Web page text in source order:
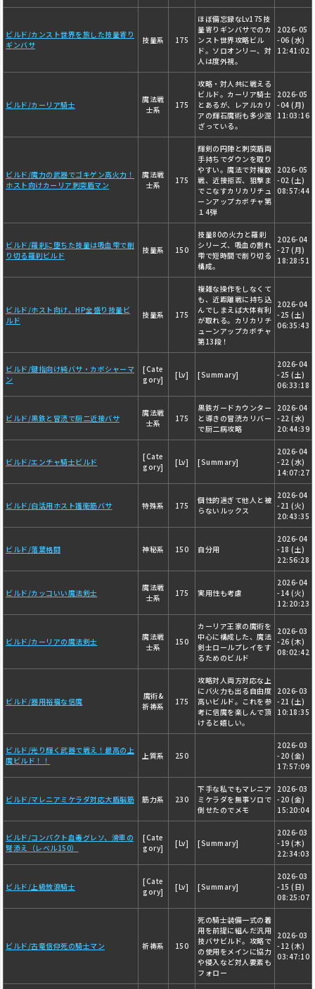
ビルド/カンスト世界を旅した技量寄り
ギンバサ
技量系 175
ほぼ備忘録なLv175技
量寄りギンバサでのカ
ンスト世界攻略ビル
ド。ソロオンリー、対
人は度外視。
2026-05
-06 (水)
12:41:02
ビルド/カーリア騎士
魔法戦
士系
175
攻略・対人共に戦える
ビルド。カーリア騎士
とあるが、レアルカリ
アの輝石魔術も多少混
ざっている。
2026-05
-04 (月)
11:03:16
ビルド/魔力の武器でゴキゲン高火力！
ホスト向けカーリア刺突盾マン
魔法戦
士系
175
輝剣の円陣と刺突盾両
手持ちでダウンを取り
やすい。魔法で対複数
戦、近接拒否、狙撃ま
でこなすカリカリチュ
ーンアップカボチャ第
１4弾
2026-05
-02 (土)
08:57:44
ビルド/羅刹に堕ちた技量は吸血雫で削
り切る羅刹ビルド
技量系 150
技量80の火力と羅刹
シリーズ、吸血の割れ
雫で短時間で削り切る
構成。
2026-04
-27 (月)
18:28:51
ビルド/ホスト向け、HP全盛り技量ビ
ルド
技量系 175
複雑な操作をしなくて
も、近距離戦に持ち込
んでしまえば大体有利
が取れる。カリカリチ
ューンアップカボチャ
第13段！
2026-04
-25 (土)
06:35:43
ビルド/鍵指向け純バサ・カボシャーマ
ン
[Cate
gory]
[Lv] [Summary]
2026-04
-25 (土)
06:33:18
ビルド/黒鉄と冒涜で厨二近接バサ
魔法戦
士系
175
黒鉄ガードカウンター
と導きの冒涜カリバー
で厨二病攻略
2026-04
-22 (水)
20:44:39
ビルド/エンチャ騎士ビルド
[Cate
gory]
[Lv] [Summary]
2026-04
-22 (水)
14:07:27
ビルド/白活用ホスト護衛筋バサ 特殊系 175
個性的過ぎて他人と被
らないルックス
2026-04
-21 (火)
20:43:35
ビルド/落葉格闘 神秘系 150 自分用
2026-04
-18 (土)
22:56:28
ビルド/カッコいい魔法剣士
魔法戦
士系
175 実用性も考慮
2026-04
-14 (火)
12:20:23
ビルド/カーリアの魔法剣士
魔法戦
士系
150
カーリア王家の魔術を
中心に構成した、魔法
剣士ロールプレイをす
るためのビルド
2026-03
-26 (木)
08:02:42
ビルド/器用裕福な信魔
魔術&
祈祷系
175
攻略対人両方対応な上
にバ火力も出る自由度
高いビルド。これを参
考に信魔を楽しんで頂
けると嬉しい。
2026-03
-21 (土)
10:18:35
ビルド/光り輝く武器で戦え！最高の上
魔ビルド！！
上質系 250
2026-03
-20 (金)
17:57:09
ビルド/マレニアミケラダ対応大盾脳筋 筋力系 230
下手な私でもマレニア
ミケラダを無事ソロで
倒せたのでメモ
2026-03
-20 (金)
15:20:04
ビルド/コンパクト血毒グレソ、滑車の
弩添え（レベル150）
[Cate
gory]
[Lv] [Summary]
2026-03
-19 (木)
22:34:03
ビルド/上級放浪騎士
[Cate
gory]
[Lv] [Summary]
2026-03
-15 (日)
08:25:07
ビルド/古竜信仰死の騎士マン 祈祷系 150
死の騎士装備一式の着
用を前提に組んだ汎用
技バサビルド。攻略で
の使用をメインに協力
や侵入など対人要素も
フォロー
2026-03
-12 (木)
03:47:10